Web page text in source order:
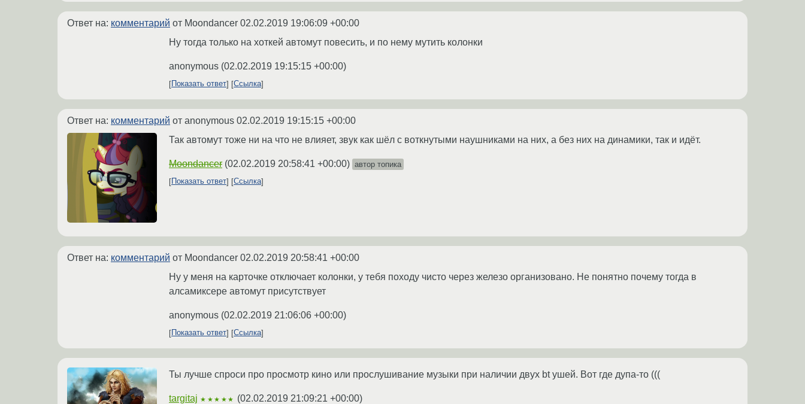
Ответ на: комментарий от Moondancer 02.02.2019 19:06:09 +00:00
Ну тогда только на хоткей автомут повесить, и по нему мутить колонки
anonymous (02.02.2019 19:15:15 +00:00)
Показать ответ Ссылка
Ответ на: комментарий от anonymous 02.02.2019 19:15:15 +00:00
Так автомут тоже ни на что не влияет, звук как шёл с воткнутыми наушниками на них, а без них на динамики, так и идёт.
Moondancer (02.02.2019 20:58:41 +00:00) автор топика
Показать ответ
Ссылка
Ответ на: комментарий от Moondancer 02.02.2019 20:58:41 +00:00
Ну у меня на карточке отключает колонки, у тебя походу чисто через железо организовано. Не понятно почему тогда в
алсамиксере автомут присутствует
anonymous (02.02.2019 21:06:06 +00:00)
Показать ответ Ссылка
Ты лучше спроси про просмотр кино или прослушивание музыки при наличии двух bt ушей. Вот где дупа-то (((
targitaj ★★★★★ (02.02.2019 21:09:21 +00:00)